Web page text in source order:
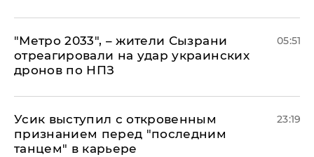
"Метро 2033", – жители Сызрани
отреагировали на удар украинских
дронов по НПЗ
05:51
Усик выступил с откровенным
признанием перед "последним
танцем" в карьере
23:19